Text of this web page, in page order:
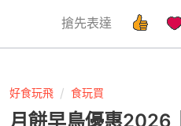
搶先表達
好食玩飛 食玩買
月餅早鳥優惠2026